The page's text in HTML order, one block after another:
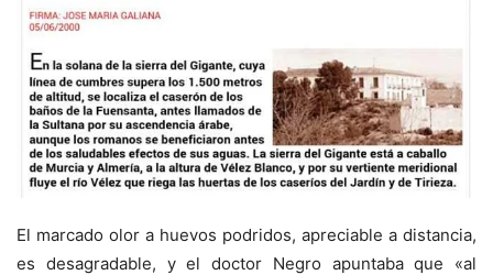
El marcado olor a huevos podridos, apreciable a distancia,
es desagradable, y el doctor Negro apuntaba que «al